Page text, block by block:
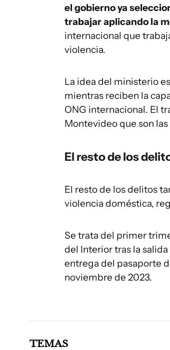
el gobierno ya
trabajar aplicando la
internacional que
violencia.
La idea del ministerio
mientras reciben la
ONG internacional. El
Montevideo que son
El resto de los
El resto de los delitos
violencia doméstica,
Se trata del primer
del Interior tras la
entrega del pasaporte
noviembre de 2023.
TEMAS